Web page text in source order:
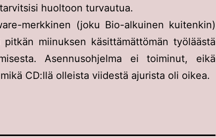
huoltoon turvautua.
merkkinen (joku Bio-alkuinen kuitenkin)
miinuksen käsittämättömän työläästä
Asennusohjelma ei toiminut, eikä
CD:llä olleista viidestä ajurista oli oikea.